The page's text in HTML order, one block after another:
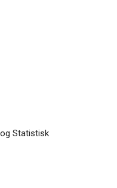
Statistisk